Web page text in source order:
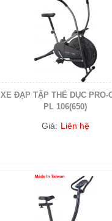
XE ĐẠP TẬP THỂ DỤC PRO-
PL 106(650)
Giá: Liên hệ